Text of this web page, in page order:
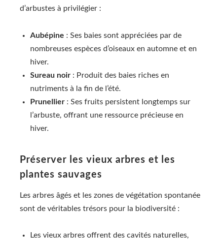
d’arbustes à privilégier :
Aubépine : Ses baies sont appréciées par de
nombreuses espèces d’oiseaux en automne et en
hiver.
Sureau noir : Produit des baies riches en
nutriments à la fin de l’été.
Prunellier : Ses fruits persistent longtemps sur
l’arbuste, offrant une ressource précieuse en
hiver.
Préserver les vieux arbres et les
plantes sauvages
Les arbres âgés et les zones de végétation spontanée
sont de véritables trésors pour la biodiversité :
Les vieux arbres offrent des cavités naturelles,